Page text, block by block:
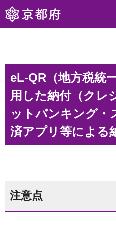
京都府
eL-QR（地方税統
用した納付（クレ
ットバンキング・
済アプリ等による
注意点